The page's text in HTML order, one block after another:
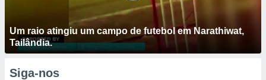
Um raio atingiu um campo de futebol em Narathiwat,
Tailândia.
Siga-nos